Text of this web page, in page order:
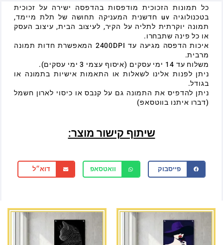
כל תמונות הזכוכית מודפסות בהדפסה ישירה על זכוכית
בטכנולוגיה uv חדשנית המעניקה תחושה של תלת מיימד,
תמונה יוקרתית לתליה על הקיר, לעיצוב הבית, עיצוב העסק
או כל פינה שתבחרו.
איכות הדפסה מגיעה עד 2400DPI המאפשרת חדות תמונה
מרבית.
משלוח עד 14 ימי עסקים (איסוף עצמי 3 ימי עסקים).
ניתן לפנות אלינו לשאלות או התאמות אישיות בתמונה או
בגודל.
ניתן להדפיס את התמונה גם על קנבס או כיסוי לארון חשמל
(דברו איתנו בווטסאפ)
שיתוף קישור מוצר:
פייסבוק וואטסאפ דוא״ל